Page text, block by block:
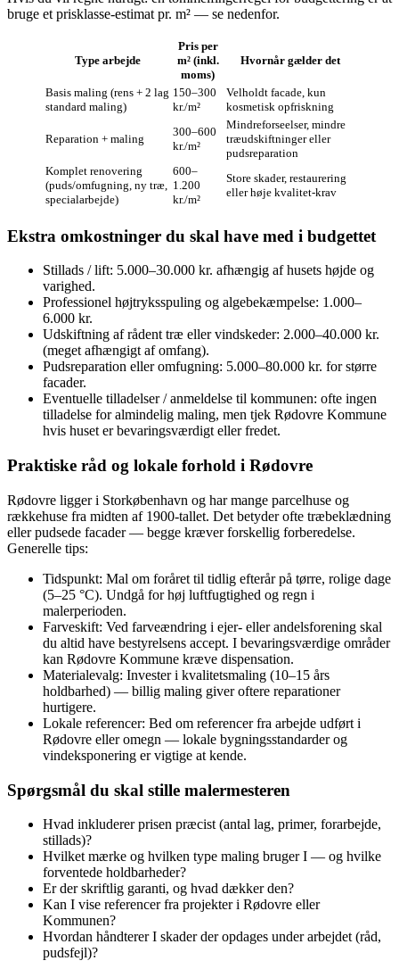
bruge et prisklasse-estimat pr. m² — se nedenfor.
Type arbejde
Pris per
m² (inkl.
moms)
Hvornår gælder det
Basis maling (rens + 2 lag
standard maling)
150–300
kr./m²
Velholdt facade, kun
kosmetisk opfriskning
Reparation + maling
300–600
kr./m²
Mindreforseelser, mindre
træudskiftninger eller
pudsreparation
Komplet renovering
(puds/omfugning, ny træ,
specialarbejde)
600–
1.200
kr./m²
Store skader, restaurering
eller høje kvalitet-krav
Ekstra omkostninger du skal have med i budgettet
Stillads / lift: 5.000–30.000 kr. afhængig af husets højde og
varighed.
Professionel højtryksspuling og algebekæmpelse: 1.000–
6.000 kr.
Udskiftning af rådent træ eller vindskeder: 2.000–40.000 kr.
(meget afhængigt af omfang).
Pudsreparation eller omfugning: 5.000–80.000 kr. for større
facader.
Eventuelle tilladelser / anmeldelse til kommunen: ofte ingen
tilladelse for almindelig maling, men tjek Rødovre Kommune
hvis huset er bevaringsværdigt eller fredet.
Praktiske råd og lokale forhold i Rødovre
Rødovre ligger i Storkøbenhavn og har mange parcelhuse og
rækkehuse fra midten af 1900-tallet. Det betyder ofte træbeklædning
eller pudsede facader — begge kræver forskellig forberedelse.
Generelle tips:
Tidspunkt: Mal om foråret til tidlig efterår på tørre, rolige dage
(5–25 °C). Undgå for høj luftfugtighed og regn i
malerperioden.
Farveskift: Ved farveændring i ejer- eller andelsforening skal
du altid have bestyrelsens accept. I bevaringsværdige områder
kan Rødovre Kommune kræve dispensation.
Materialevalg: Invester i kvalitetsmaling (10–15 års
holdbarhed) — billig maling giver oftere reparationer
hurtigere.
Lokale referencer: Bed om referencer fra arbejde udført i
Rødovre eller omegn — lokale bygningsstandarder og
vindeksponering er vigtige at kende.
Spørgsmål du skal stille malermesteren
Hvad inkluderer prisen præcist (antal lag, primer, forarbejde,
stillads)?
Hvilket mærke og hvilken type maling bruger I — og hvilke
forventede holdbarheder?
Er der skriftlig garanti, og hvad dækker den?
Kan I vise referencer fra projekter i Rødovre eller
Kommunen?
Hvordan håndterer I skader der opdages under arbejdet (råd,
pudsfejl)?